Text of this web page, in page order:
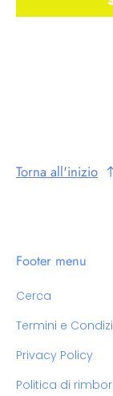
Torna all'inizio
Footer menu
Cerca
Termini e
Privacy Policy
Politica di